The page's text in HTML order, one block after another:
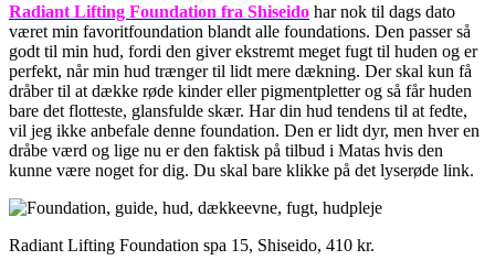
Radiant Lifting Foundation fra Shiseido har nok til dags dato
været min favoritfoundation blandt alle foundations. Den passer så
godt til min hud, fordi den giver ekstremt meget fugt til huden og er
perfekt, når min hud trænger til lidt mere dækning. Der skal kun få
dråber til at dække røde kinder eller pigmentpletter og så får huden
bare det flotteste, glansfulde skær. Har din hud tendens til at fedte,
vil jeg ikke anbefale denne foundation. Den er lidt dyr, men hver en
dråbe værd og lige nu er den faktisk på tilbud i Matas hvis den
kunne være noget for dig. Du skal bare klikke på det lyserøde link.
Radiant Lifting Foundation spa 15, Shiseido, 410 kr.